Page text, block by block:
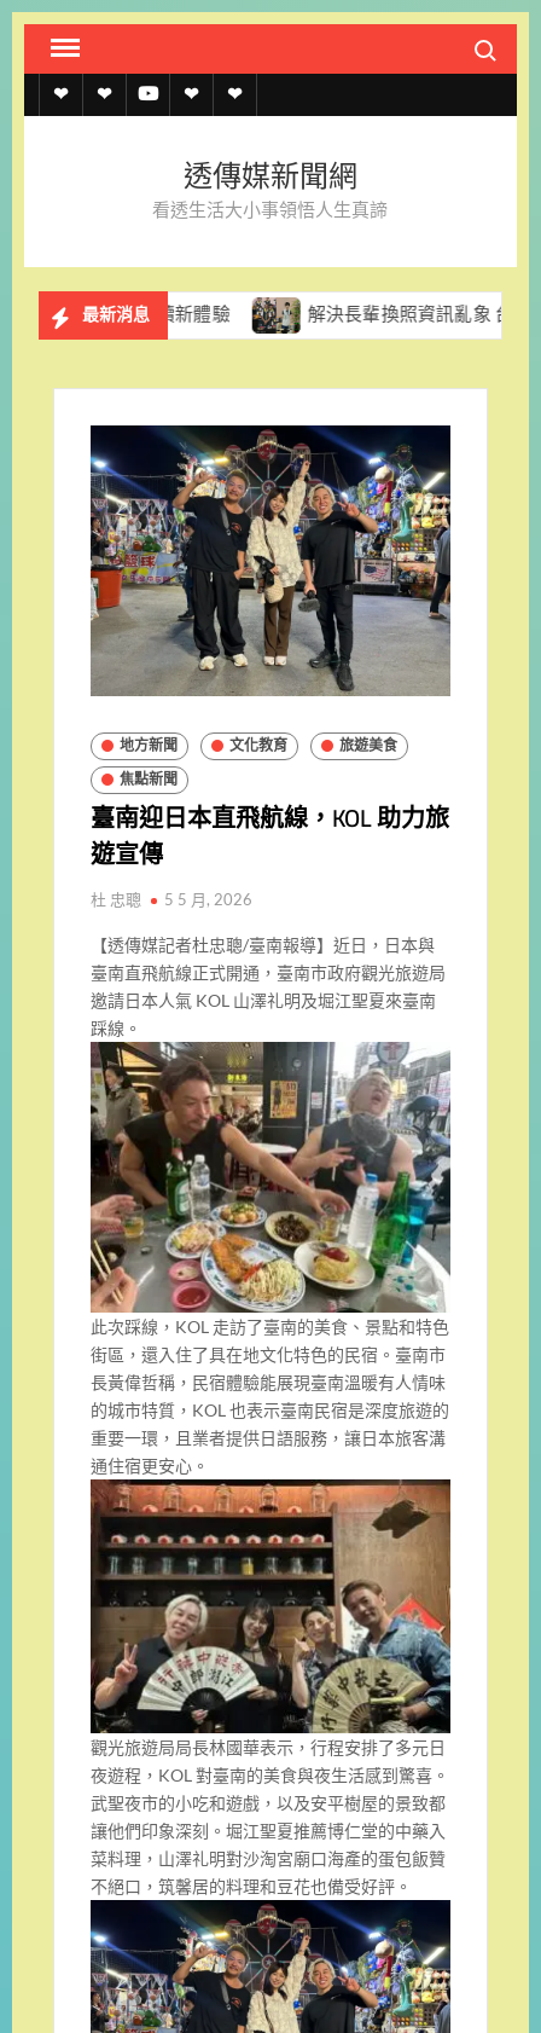
Skip
content
Search
透
約
透
上
記
透 聯
我
官
LINE
透傳媒新聞網
看透生活大小事領悟人生真諦
最新消息
新體驗 解決長輩換照資訊亂象 台南市市議員陳怡珍
地方新聞 文化教育
旅遊美食
焦點新聞
臺南迎日本直飛航線，KOL 助力旅
遊宣傳
杜 忠聰 5 5 月, 2026
【透傳媒記者杜忠聰/臺南報導】近日，日本與
臺南直飛航線正式開通，臺南市政府觀光旅遊局
邀請日本人氣 KOL 山澤礼明及堀江聖夏來臺南
踩線。
此次踩線，KOL 走訪了臺南的美食、景點和特色
街區，還入住了具在地文化特色的民宿。臺南市
長黃偉哲稱，民宿體驗能展現臺南溫暖有人情味
的城市特質，KOL 也表示臺南民宿是深度旅遊的
重要一環，且業者提供日語服務，讓日本旅客溝
通住宿更安心。
觀光旅遊局局長林國華表示，行程安排了多元日
夜遊程，KOL 對臺南的美食與夜生活感到驚喜。
武聖夜市的小吃和遊戲，以及安平樹屋的景致都
讓他們印象深刻。堀江聖夏推薦博仁堂的中藥入
菜料理，山澤礼明對沙淘宮廟口海產的蛋包飯贊
不絕口，筑馨居的料理和豆花也備受好評。